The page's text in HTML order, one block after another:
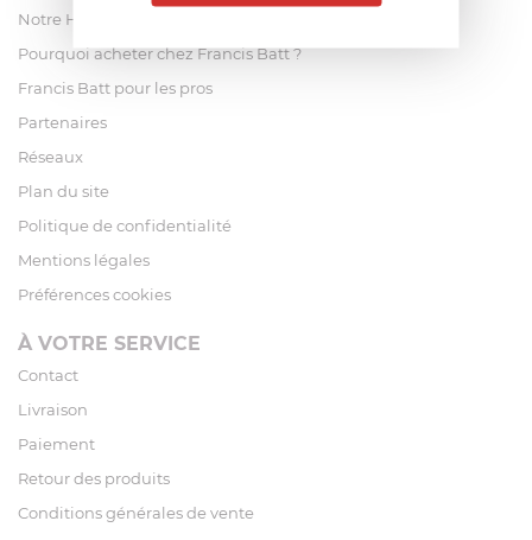
Notre Histoire
Pourquoi acheter chez Francis Batt ?
Francis Batt pour les pros
Partenaires
Réseaux
Plan du site
Politique de confidentialité
Mentions légales
Préférences cookies
À VOTRE SERVICE
Contact
Livraison
Paiement
Retour des produits
Conditions générales de vente